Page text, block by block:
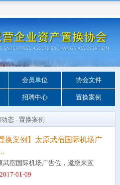
会员单位 协会文件
招聘中心 置换案例
态- 置换案例
换案例】太原武宿国际机场广
武宿国际机场广告位，邀您来置
2017-01-09